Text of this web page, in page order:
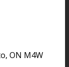
ON M4W